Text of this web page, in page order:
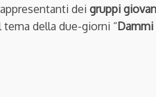
dei gruppi
della due-giorni “Dammi